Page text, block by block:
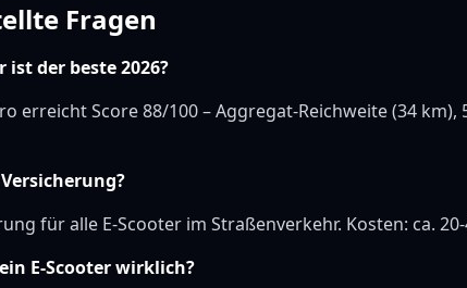
Fragen
ist der beste 2026?
erreicht Score 88/100 – Aggregat-Reichweite (34 km),
für alle E-Scooter im Straßenverkehr. Kosten: ca. 20-
E-Scooter wirklich?